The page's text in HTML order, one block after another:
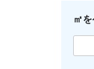
㎡